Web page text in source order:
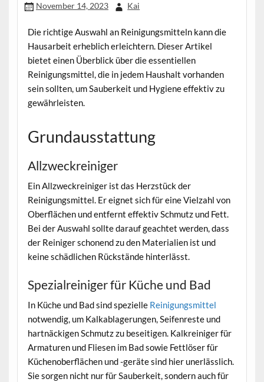
November 14, 2023 Kai
Die richtige Auswahl an Reinigungsmitteln kann die
Hausarbeit erheblich erleichtern. Dieser Artikel
bietet einen Überblick über die essentiellen
Reinigungsmittel, die in jedem Haushalt vorhanden
sein sollten, um Sauberkeit und Hygiene effektiv zu
gewährleisten.
Grundausstattung
Allzweckreiniger
Ein Allzweckreiniger ist das Herzstück der
Reinigungsmittel. Er eignet sich für eine Vielzahl von
Oberflächen und entfernt effektiv Schmutz und Fett.
Bei der Auswahl sollte darauf geachtet werden, dass
der Reiniger schonend zu den Materialien ist und
keine schädlichen Rückstände hinterlässt.
Spezialreiniger für Küche und Bad
In Küche und Bad sind spezielle Reinigungsmittel
notwendig, um Kalkablagerungen, Seifenreste und
hartnäckigen Schmutz zu beseitigen. Kalkreiniger für
Armaturen und Fliesen im Bad sowie Fettlöser für
Küchenoberflächen und -geräte sind hier unerlässlich.
Sie sorgen nicht nur für Sauberkeit, sondern auch für